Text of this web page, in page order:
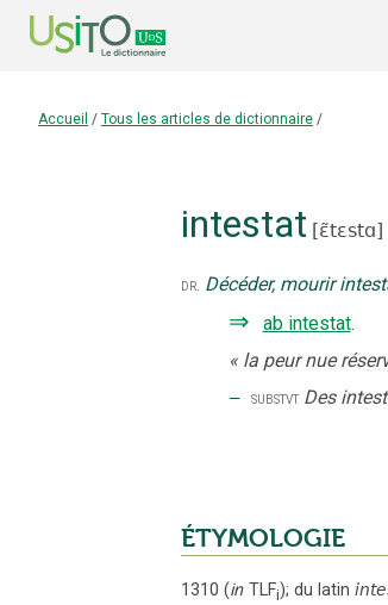
Accueil / Tous les articles de dictionnaire /
intestat [ɛ̃tɛstɑ]
dr. Décéder, mourir
⇒ ab intestat.
« la peur nue
‒ substvt Des
ÉTYMOLOGIE
1310 (in TLFi); du latin